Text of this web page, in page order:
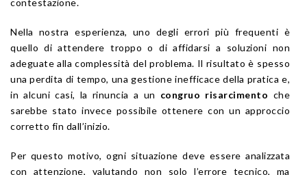
contestazione.
Nella nostra esperienza, uno degli errori più frequenti è
quello di attendere troppo o di affidarsi a soluzioni non
adeguate alla complessità del problema. Il risultato è spesso
una perdita di tempo, una gestione inefficace della pratica e,
in alcuni casi, la rinuncia a un congruo risarcimento che
sarebbe stato invece possibile ottenere con un approccio
corretto fin dall’inizio.
Per questo motivo, ogni situazione deve essere analizzata
con attenzione, valutando non solo l’errore tecnico, ma